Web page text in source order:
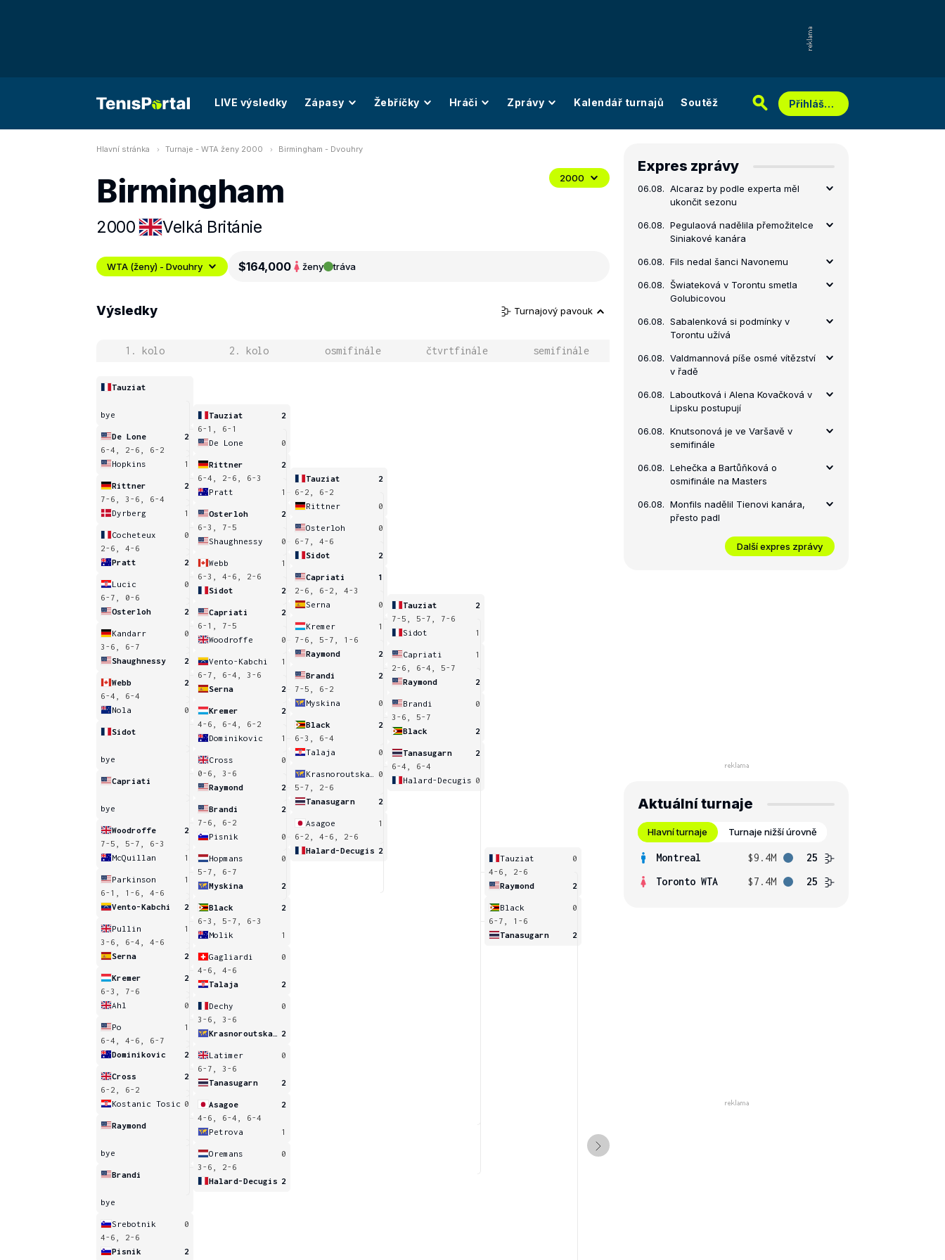
LIVE výsledky Zápasy Žebříčky Hráči Zprávy Kalendář turnajů Soutěž Přihlášení
Hlavní stránka Turnaje - WTA ženy 2000 Birmingham - Dvouhry
Birmingham
2000 Velká Británie
2000
WTA (ženy) - Dvouhry $164,000 ženy tráva
Výsledky Turnajový pavouk
1. kolo 2. kolo osmifinále čtvrtfinále semifinále
Tauziat
bye
De Lone
2
6-4, 2-6, 6-2
Hopkins
1
Rittner
2
7-6, 3-6, 6-4
Dyrberg
1
Cocheteux
0
2-6, 4-6
Pratt
2
Lucic
0
6-7, 0-6
Osterloh
2
Kandarr
0
3-6, 6-7
Shaughnessy
2
Webb
2
6-4, 6-4
Nola
0
Sidot
bye
Capriati
bye
Woodroffe
2
7-5, 5-7, 6-3
McQuillan
1
Parkinson
1
6-1, 1-6, 4-6
Vento-Kabchi
2
Pullin
1
3-6, 6-4, 4-6
Serna
2
Kremer
2
6-3, 7-6
Ahl
0
Po
1
6-4, 4-6, 6-7
Dominikovic
2
Cross
2
6-2, 6-2
Kostanic Tosic 0
Raymond
bye
Brandi
bye
Srebotnik
0
4-6, 2-6
Pisnik
2
Tauziat
2
6-1, 6-1
De Lone
0
Rittner
2
6-4, 2-6, 6-3
Pratt
1
Osterloh
2
6-3, 7-5
Shaughnessy
0
Webb
1
6-3, 4-6, 2-6
Sidot
2
Capriati
2
6-1, 7-5
Woodroffe
0
Vento-Kabchi
1
6-7, 6-4, 3-6
Serna
2
Kremer
2
4-6, 6-4, 6-2
Dominikovic
1
Cross
0
0-6, 3-6
Raymond
2
Brandi
2
7-6, 6-2
Pisnik
0
Hopmans
0
5-7, 6-7
Myskina
2
Black
2
6-3, 5-7, 6-3
Molik
1
Gagliardi
0
4-6, 4-6
Talaja
2
Dechy
0
3-6, 3-6
2
Latimer
0
6-7, 3-6
Tanasugarn
2
Asagoe
2
4-6, 6-4, 6-4
Petrova
1
Oremans
0
3-6, 2-6
Halard-Decugis 2
Tauziat
2
6-2, 6-2
Rittner
0
Osterloh
0
6-7, 4-6
Sidot
2
Capriati
1
2-6, 6-2, 4-3
Serna
0
Kremer
1
7-6, 5-7, 1-6
Raymond
2
Brandi
2
7-5, 6-2
Myskina
0
Black
2
6-3, 6-4
Talaja
0
0
5-7, 2-6
Tanasugarn
2
Asagoe
1
6-2, 4-6, 2-6
Halard-Decugis 2
Tauziat
2
7-5, 5-7, 7-6
Sidot
1
Capriati
1
2-6, 6-4, 5-7
Raymond
2
Brandi
0
3-6, 5-7
Black
2
Tanasugarn
2
6-4, 6-4
Halard-Decugis 0
Tauziat
0
4-6, 2-6
Raymond
2
Black
0
6-7, 1-6
Tanasugarn
2
Expres zprávy
06.08. Alcaraz by podle experta měl
ukončit sezonu
06.08. Pegulaová nadělila přemožitelce
Siniakové kanára
06.08. Fils nedal šanci Navonemu
06.08. Šwiateková v Torontu smetla
Golubicovou
06.08. Sabalenková si podmínky v
Torontu užívá
06.08. Valdmannová píše osmé vítězství
v řadě
06.08. Laboutková i Alena Kovačková v
Lipsku postupují
06.08. Knutsonová je ve Varšavě v
semifinále
06.08. Lehečka a Bartůňková o
osmifinále na Masters
06.08. Monfils nadělil Tienovi kanára,
přesto padl
Další expres zprávy
Aktuální turnaje
Hlavní turnaje Turnaje nižší úrovně
Montreal $9.4M
25
Toronto WTA
$7.4M 25